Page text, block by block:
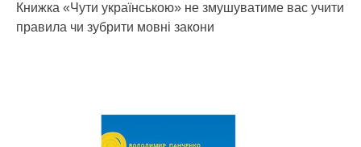
Книжка «Чути українською» не змушуватиме вас учити
правила чи зубрити мовні закони